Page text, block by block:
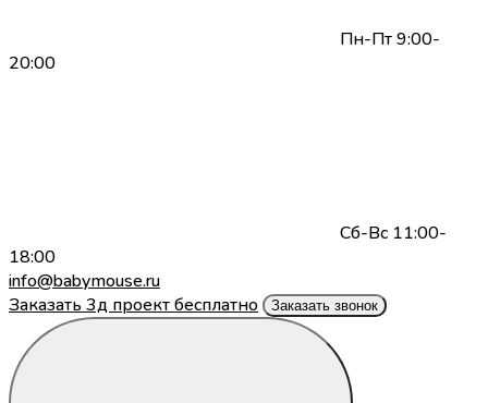
Пн-Пт 9:00-
20:00
Сб-Вс 11:00-
18:00
info@babymouse.ru
Заказать 3д проект бесплатно
Заказать звонок